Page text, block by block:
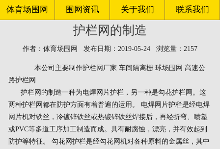
生产车间
联系我们
体育场围网 围网资讯 关于我们 联系我们
护栏网的制造
作者：体育场围网 发布日期：2019-05-24 浏览量：2157
本公司主要制作护栏网厂家 车间隔离栅 球场围网 高速公
路护栏网
护栏网的制造一种为电焊网片护栏，另一种是勾花护栏网。这
两种护栏网都在防护方面有着普遍的运用。 电焊网片护栏是经电焊
网片机对铁丝，冷镀锌铁丝或热镀锌铁丝焊接后，再经折弯、喷塑
或PVC等多道工序加工制造而成。具有耐腐蚀，漂亮，并有效起到
防护等特征。 勾花网护栏是经勾花网机对各种原料的金属丝，其中